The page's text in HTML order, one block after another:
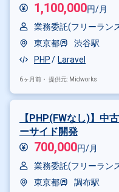
1,100,000円/月
業務委託(フリーラン
東京都
渋谷駅
PHP
Laravel
6ヶ月前・ 提供元: Midworks
【PHP(FWなし)】中
ーサイド開発
700,000円/月
業務委託(フリーラン
東京都
調布駅